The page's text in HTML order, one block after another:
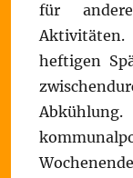
für
heftigen